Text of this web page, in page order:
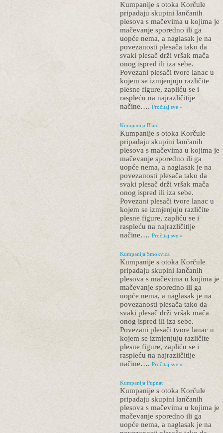
Kumpanije s otoka Korčule
pripadaju skupini lančanih
plesova s mačevima u kojima je
mačevanje sporedno ili ga
uopće nema, a naglasak je na
povezanosti plesača tako da
svaki plesač drži vršak mača
onog ispred ili iza sebe.
Povezani plesači tvore lanac u
kojem se izmjenjuju različite
plesne figure, zapliću se i
raspleću na najrazličitije
načine…. Pročitaj sve »
Kumpanija Blato
Kumpanije s otoka Korčule
pripadaju skupini lančanih
plesova s mačevima u kojima je
mačevanje sporedno ili ga
uopće nema, a naglasak je na
povezanosti plesača tako da
svaki plesač drži vršak mača
onog ispred ili iza sebe.
Povezani plesači tvore lanac u
kojem se izmjenjuju različite
plesne figure, zapliću se i
raspleću na najrazličitije
načine…. Pročitaj sve »
Kumpanija Smokvica
Kumpanije s otoka Korčule
pripadaju skupini lančanih
plesova s mačevima u kojima je
mačevanje sporedno ili ga
uopće nema, a naglasak je na
povezanosti plesača tako da
svaki plesač drži vršak mača
onog ispred ili iza sebe.
Povezani plesači tvore lanac u
kojem se izmjenjuju različite
plesne figure, zapliću se i
raspleću na najrazličitije
načine…. Pročitaj sve »
Kumpanija Pupnat
Kumpanije s otoka Korčule
pripadaju skupini lančanih
plesova s mačevima u kojima je
mačevanje sporedno ili ga
uopće nema, a naglasak je na